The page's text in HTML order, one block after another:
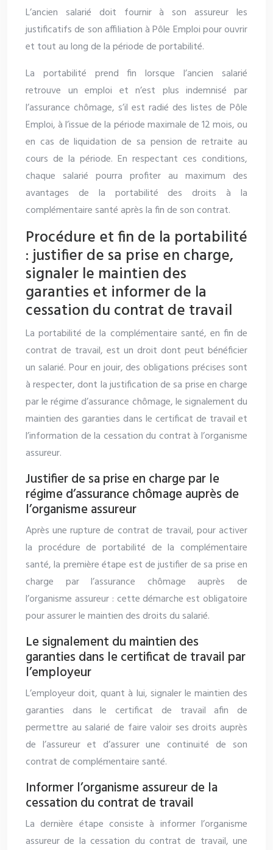
L’ancien salarié doit fournir à son assureur les
justificatifs de son affiliation à Pôle Emploi pour ouvrir
et tout au long de la période de portabilité.
La portabilité prend fin lorsque l’ancien salarié
retrouve un emploi et n’est plus indemnisé par
l’assurance chômage, s’il est radié des listes de Pôle
Emploi, à l’issue de la période maximale de 12 mois, ou
en cas de liquidation de sa pension de retraite au
cours de la période. En respectant ces conditions,
chaque salarié pourra profiter au maximum des
avantages de la portabilité des droits à la
complémentaire santé après la fin de son contrat.
Procédure et fin de la portabilité
: justifier de sa prise en charge,
signaler le maintien des
garanties et informer de la
cessation du contrat de travail
La portabilité de la complémentaire santé, en fin de
contrat de travail, est un droit dont peut bénéficier
un salarié. Pour en jouir, des obligations précises sont
à respecter, dont la justification de sa prise en charge
par le régime d’assurance chômage, le signalement du
maintien des garanties dans le certificat de travail et
l’information de la cessation du contrat à l’organisme
assureur.
Justifier de sa prise en charge par le
régime d’assurance chômage auprès de
l’organisme assureur
Après une rupture de contrat de travail, pour activer
la procédure de portabilité de la complémentaire
santé, la première étape est de justifier de sa prise en
charge par l’assurance chômage auprès de
l’organisme assureur : cette démarche est obligatoire
pour assurer le maintien des droits du salarié.
Le signalement du maintien des
garanties dans le certificat de travail par
l’employeur
L’employeur doit, quant à lui, signaler le maintien des
garanties dans le certificat de travail afin de
permettre au salarié de faire valoir ses droits auprès
de l’assureur et d’assurer une continuité de son
contrat de complémentaire santé.
Informer l’organisme assureur de la
cessation du contrat de travail
La dernière étape consiste à informer l’organisme
assureur de la cessation du contrat de travail, une